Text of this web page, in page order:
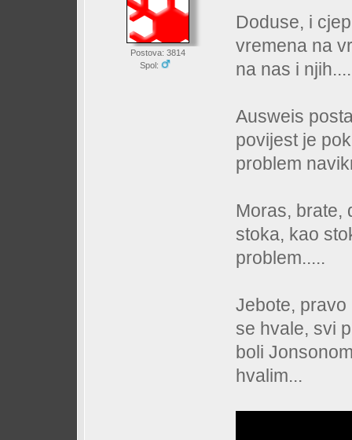
Postova: 3814
Spol:
Doduse, i
vremena na
na nas i njih....
Ausweis
povijest je
problem
Moras, brate,
stoka, kao
problem.....
Jebote, pravo
se hvale, svi
boli
hvalim...